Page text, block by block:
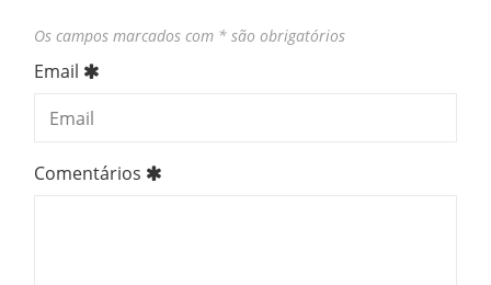
Os campos marcados com * são obrigatórios
Email
Comentários